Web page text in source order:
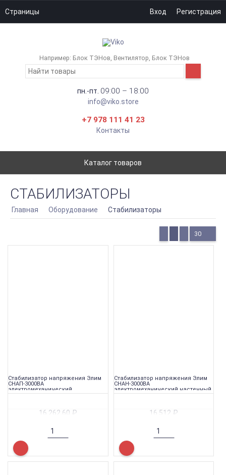
Страницы Вход Регистрация
Например: Блок ТЭНов Вентилятор Блок ТЭНов
пн.-пт. 09:00 – 18:00
info@viko.store
+7 978 111 41 23
Контакты
Каталог товаров
СТАБИЛИЗАТОРЫ
Главная Оборудование Стабилизаторы
30
Стабилизатор напряжения Элим
СНАП-3000ВА
электромеханический
переносной
16 262,60 ₽
Стабилизатор напряжения Элим
СНАН-3000ВА
электромеханический настенный
16 512 ₽